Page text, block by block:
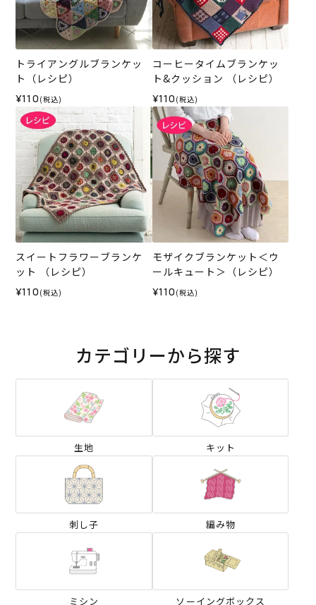
トライアングルブランケッ
ト（レシピ）
¥110 (税込)
コーヒータイムブランケッ
ト&クッション （レシピ）
¥110 (税込)
スイートフラワーブランケ
ット （レシピ）
¥110 (税込)
モザイクブランケット＜ウ
ールキュート＞（レシピ）
¥110 (税込)
カテゴリーから探す
生地 キット
刺し子 編み物
ミシン ソーイングボックス